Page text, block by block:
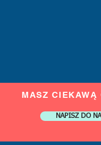
MASZ CIEKAWĄ
NAPISZ DO